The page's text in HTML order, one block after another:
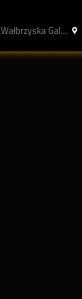
Wałbrzyska Gal...